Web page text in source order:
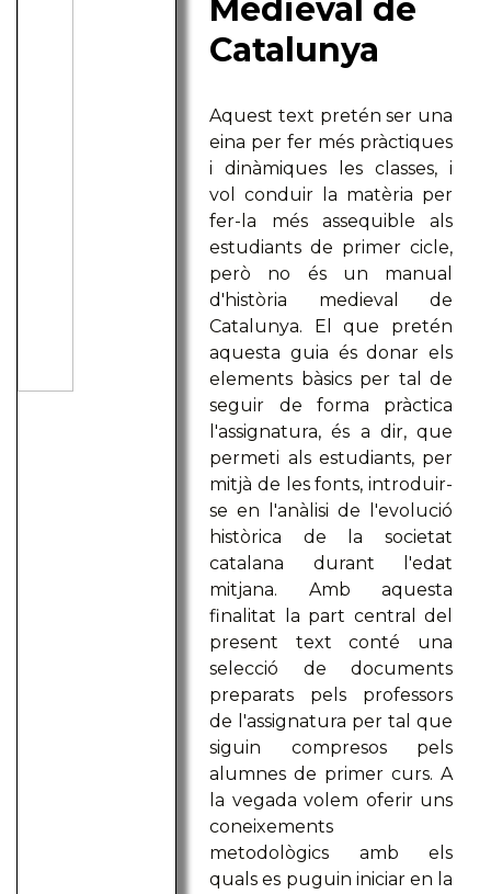
Medieval de
Catalunya
Aquest text pretén ser una
eina per fer més pràctiques
i dinàmiques les classes, i
vol conduir la matèria per
fer-la més assequible als
estudiants de primer cicle,
però no és un manual
d'història medieval de
Catalunya. El que pretén
aquesta guia és donar els
elements bàsics per tal de
seguir de forma pràctica
l'assignatura, és a dir, que
permeti als estudiants, per
mitjà de les fonts, introduir-
se en l'anàlisi de l'evolució
històrica de la societat
catalana durant l'edat
mitjana. Amb aquesta
finalitat la part central del
present text conté una
selecció de documents
preparats pels professors
de l'assignatura per tal que
siguin compresos pels
alumnes de primer curs. A
la vegada volem oferir uns
coneixements
metodològics amb els
quals es puguin iniciar en la